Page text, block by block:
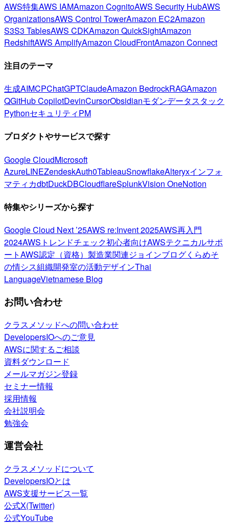
AWS特集AWS IAMAmazon CognitoAWS Security HubAWS
OrganizationsAWS Control TowerAmazon EC2Amazon
S3S3 TablesAWS CDKAmazon QuickSightAmazon
RedshiftAWS AmplifyAmazon CloudFrontAmazon Connect
注目のテーマ
生成AIMCPChatGPTClaudeAmazon BedrockRAGAmazon
QGitHub CopilotDevinCursorObsidianモダンデータスタック
PythonセキュリティPM
プロダクトやサービスで探す
Google CloudMicrosoft
AzureLINEZendeskAuth0TableauSnowflakeAlteryxインフォ
マティカdbtDuckDBCloudflareSplunkVision OneNotion
特集やシリーズから探す
Google Cloud Next ’25AWS re:Invent 2025AWS再入門
2024AWSトレンドチェック初心者向けAWSテクニカルサポ
ートAWS認定（資格） 製造業関連ジョインブログくらめそ
の情シス組織開発室の活動デザインThai
LanguageVietnamese Blog
お問い合わせ
クラスメソッドへの問い合わせ
DevelopersIOへのご意見
AWSに関するご相談
資料ダウンロード
メールマガジン登録
セミナー情報
採用情報
会社説明会
勉強会
運営会社
クラスメソッドについて
DevelopersIOとは
AWS支援サービス一覧
公式X(Twitter)
公式YouTube